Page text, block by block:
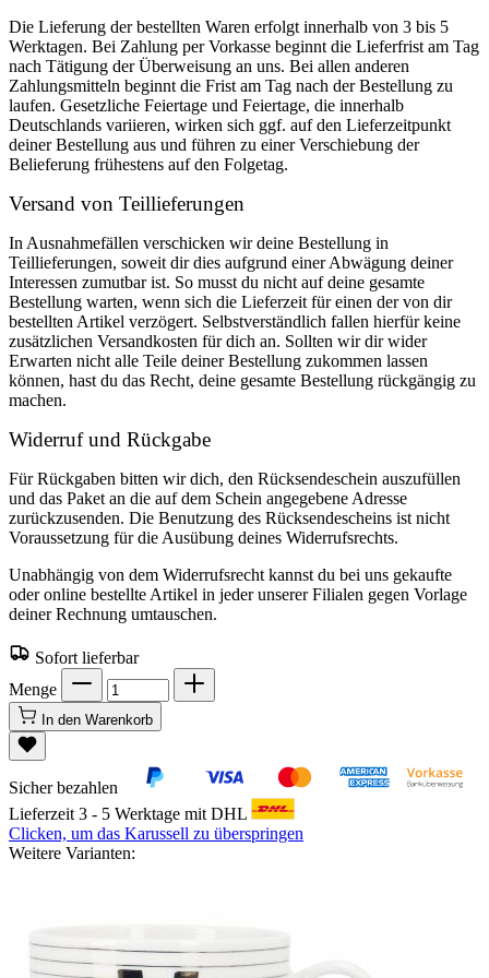
Die Lieferung der bestellten Waren erfolgt innerhalb von 3 bis 5
Werktagen. Bei Zahlung per Vorkasse beginnt die Lieferfrist am Tag
nach Tätigung der Überweisung an uns. Bei allen anderen
Zahlungsmitteln beginnt die Frist am Tag nach der Bestellung zu
laufen. Gesetzliche Feiertage und Feiertage, die innerhalb
Deutschlands variieren, wirken sich ggf. auf den Lieferzeitpunkt
deiner Bestellung aus und führen zu einer Verschiebung der
Belieferung frühestens auf den Folgetag.
Versand von Teillieferungen
In Ausnahmefällen verschicken wir deine Bestellung in
Teillieferungen, soweit dir dies aufgrund einer Abwägung deiner
Interessen zumutbar ist. So musst du nicht auf deine gesamte
Bestellung warten, wenn sich die Lieferzeit für einen der von dir
bestellten Artikel verzögert. Selbstverständlich fallen hierfür keine
zusätzlichen Versandkosten für dich an. Sollten wir dir wider
Erwarten nicht alle Teile deiner Bestellung zukommen lassen
können, hast du das Recht, deine gesamte Bestellung rückgängig zu
machen.
Widerruf und Rückgabe
Für Rückgaben bitten wir dich, den Rücksendeschein auszufüllen
und das Paket an die auf dem Schein angegebene Adresse
zurückzusenden. Die Benutzung des Rücksendescheins ist nicht
Voraussetzung für die Ausübung deines Widerrufsrechts.
Unabhängig von dem Widerrufsrecht kannst du bei uns gekaufte
oder online bestellte Artikel in jeder unserer Filialen gegen Vorlage
deiner Rechnung umtauschen.
Sofort lieferbar
Menge
In den Warenkorb
Sicher bezahlen
Lieferzeit 3 - 5 Werktage mit DHL
Clicken, um das Karussell zu überspringen
Weitere Varianten: